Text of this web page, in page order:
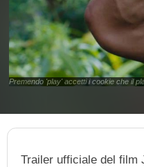
Premendo 'play' accetti i cookie che il
Trailer ufficiale del film